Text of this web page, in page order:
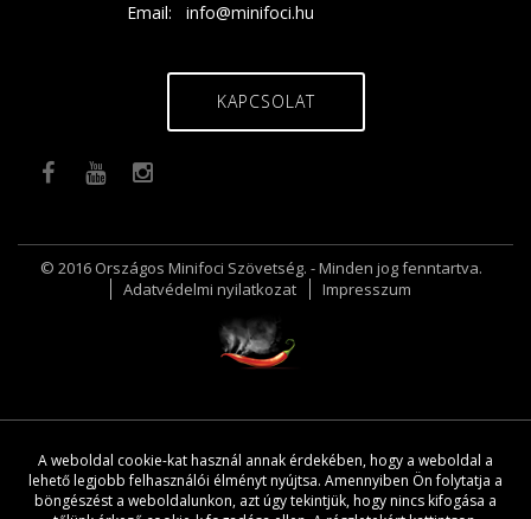
Email:
info@minifoci.hu
KAPCSOLAT
© 2016 Országos Minifoci Szövetség. - Minden jog fenntartva.
Adatvédelmi nyilatkozat
Impresszum
A weboldal cookie-kat használ annak érdekében, hogy a weboldal a
lehető legjobb felhasználói élményt nyújtsa. Amennyiben Ön folytatja a
böngészést a weboldalunkon, azt úgy tekintjük, hogy nincs kifogása a